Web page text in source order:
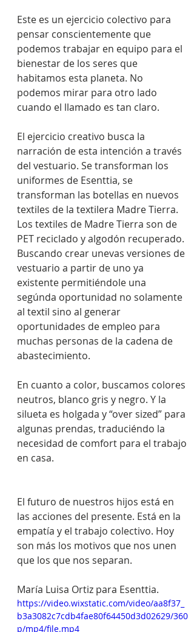
Este es un ejercicio colectivo para
pensar conscientemente que
podemos trabajar en equipo para el
bienestar de los seres que
habitamos esta planeta. No
podemos mirar para otro lado
cuando el llamado es tan claro.
El ejercicio creativo busca la
narración de esta intención a través
del vestuario. Se transforman los
uniformes de Esenttia, se
transforman las botellas en nuevos
textiles de la textilera Madre Tierra.
Los textiles de Madre Tierra son de
PET reciclado y algodón recuperado.
Buscando crear unevas versiones de
vestuario a partir de uno ya
existente permitiéndole una
segúnda oportunidad no solamente
al textil sino al generar
oportunidades de empleo para
muchas personas de la cadena de
abastecimiento.
En cuanto a color, buscamos colores
neutros, blanco gris y negro. Y la
silueta es holgada y “over sized” para
algunas prendas, traduciéndo la
necesidad de comfort para el trabajo
en casa.
El futuro de nuestros hijos está en
las acciones del presente. Está en la
empatía y el trabajo colectivo. Hoy
son más los motivos que nos unen
que los que nos separan.
María Luisa Ortiz para Esenttia.
https://video.wixstatic.com/video/aa8f37_
b3a3082c7cdb4fae80f64450d3d02629/360
p/mp4/file.mp4